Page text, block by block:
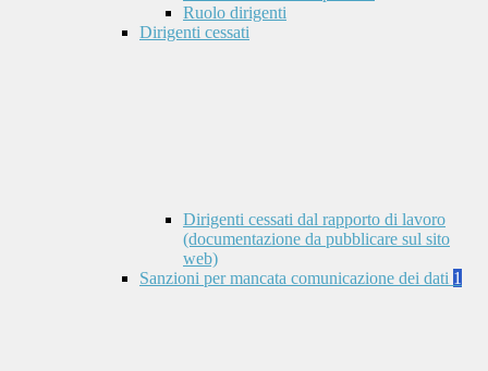
Ruolo dirigenti
Dirigenti cessati
Dirigenti cessati dal rapporto di lavoro
(documentazione da pubblicare sul sito
web)
Sanzioni per mancata comunicazione dei dati 1